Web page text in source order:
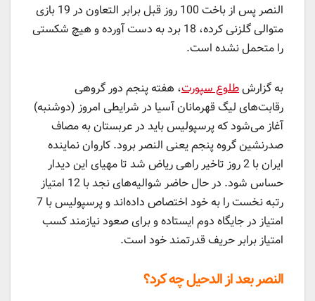
النصر پس از باخت 100 روز قبل برابر التعاون در 19 بازی
متوالی گلزنی کرده، 18 برد به دست آورده و هیچ شکستی
را متحمل نشده است.
به گزارشطلوع سپورت، هفته پنجم دور گروهی
رقابت‌های لیگ قهرمانان آسیا در شرایطی امروز (دوشنبه)
آغاز می‌شود که پرسپولیس باید در عربستان به مصاف
صدرنشین گروه پنجم یعنی النصر برود. کاروان نماینده
ایران با 2 روز تاخیر راهی ریاض شد تا مهیای این دیدار
حساس شود. در حال حاضر شوالیه‌های نجد با 12 امتیاز
رتبه نخست را به خود اختصاص داده‌اند و پرسپولیس با 7
امتیاز در جایگاه دوم ایستاده و برای صعود نیازمند کسب
امتیاز برابر حریف قدرتمند خود است.
النصر بعد از الدحیل چه کرد؟